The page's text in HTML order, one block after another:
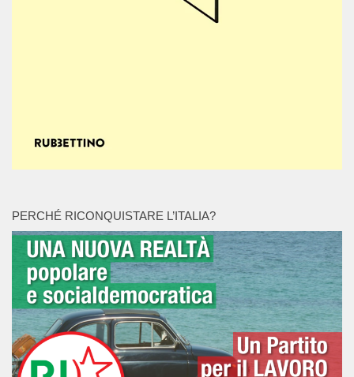
PERCHÉ RICONQUISTARE L’ITALIA?